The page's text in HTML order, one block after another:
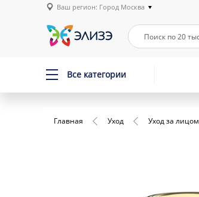
Ваш регион: Город Москва
Все категории
Главная Уход Уход за лицом